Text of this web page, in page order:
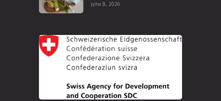
јули 8, 2026